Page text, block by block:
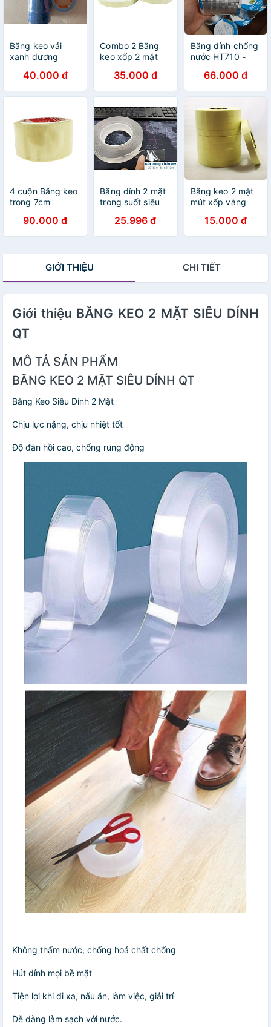
Băng keo vải
xanh dương
40.000 đ
Combo 2 Băng
keo xốp 2 mặt
35.000 đ
Băng dính chống
nước HT710 -
66.000 đ
4 cuộn Băng keo
trong 7cm
90.000 đ
Băng dính 2 mặt
trong suốt siêu
đủ thứ trên mọi
bề mặt
25.996 đ
Băng keo 2 mặt
mút xốp vàng
15.000 đ
GIỚI THIỆU CHI TIẾT
Giới thiệu BĂNG KEO 2 MẶT SIÊU DÍNH
QT
MÔ TẢ SẢN PHẨM
BĂNG KEO 2 MẶT SIÊU DÍNH QT
Băng Keo Siêu Dính 2 Mặt
Chịu lực nặng, chịu nhiệt tốt
Độ đàn hồi cao, chống rung động
Không thấm nước, chống hoá chất chống
Hút dính mọi bề mặt
Tiện lợi khi đi xa, nấu ăn, làm việc, giải trí
Dễ dàng làm sạch với nước.